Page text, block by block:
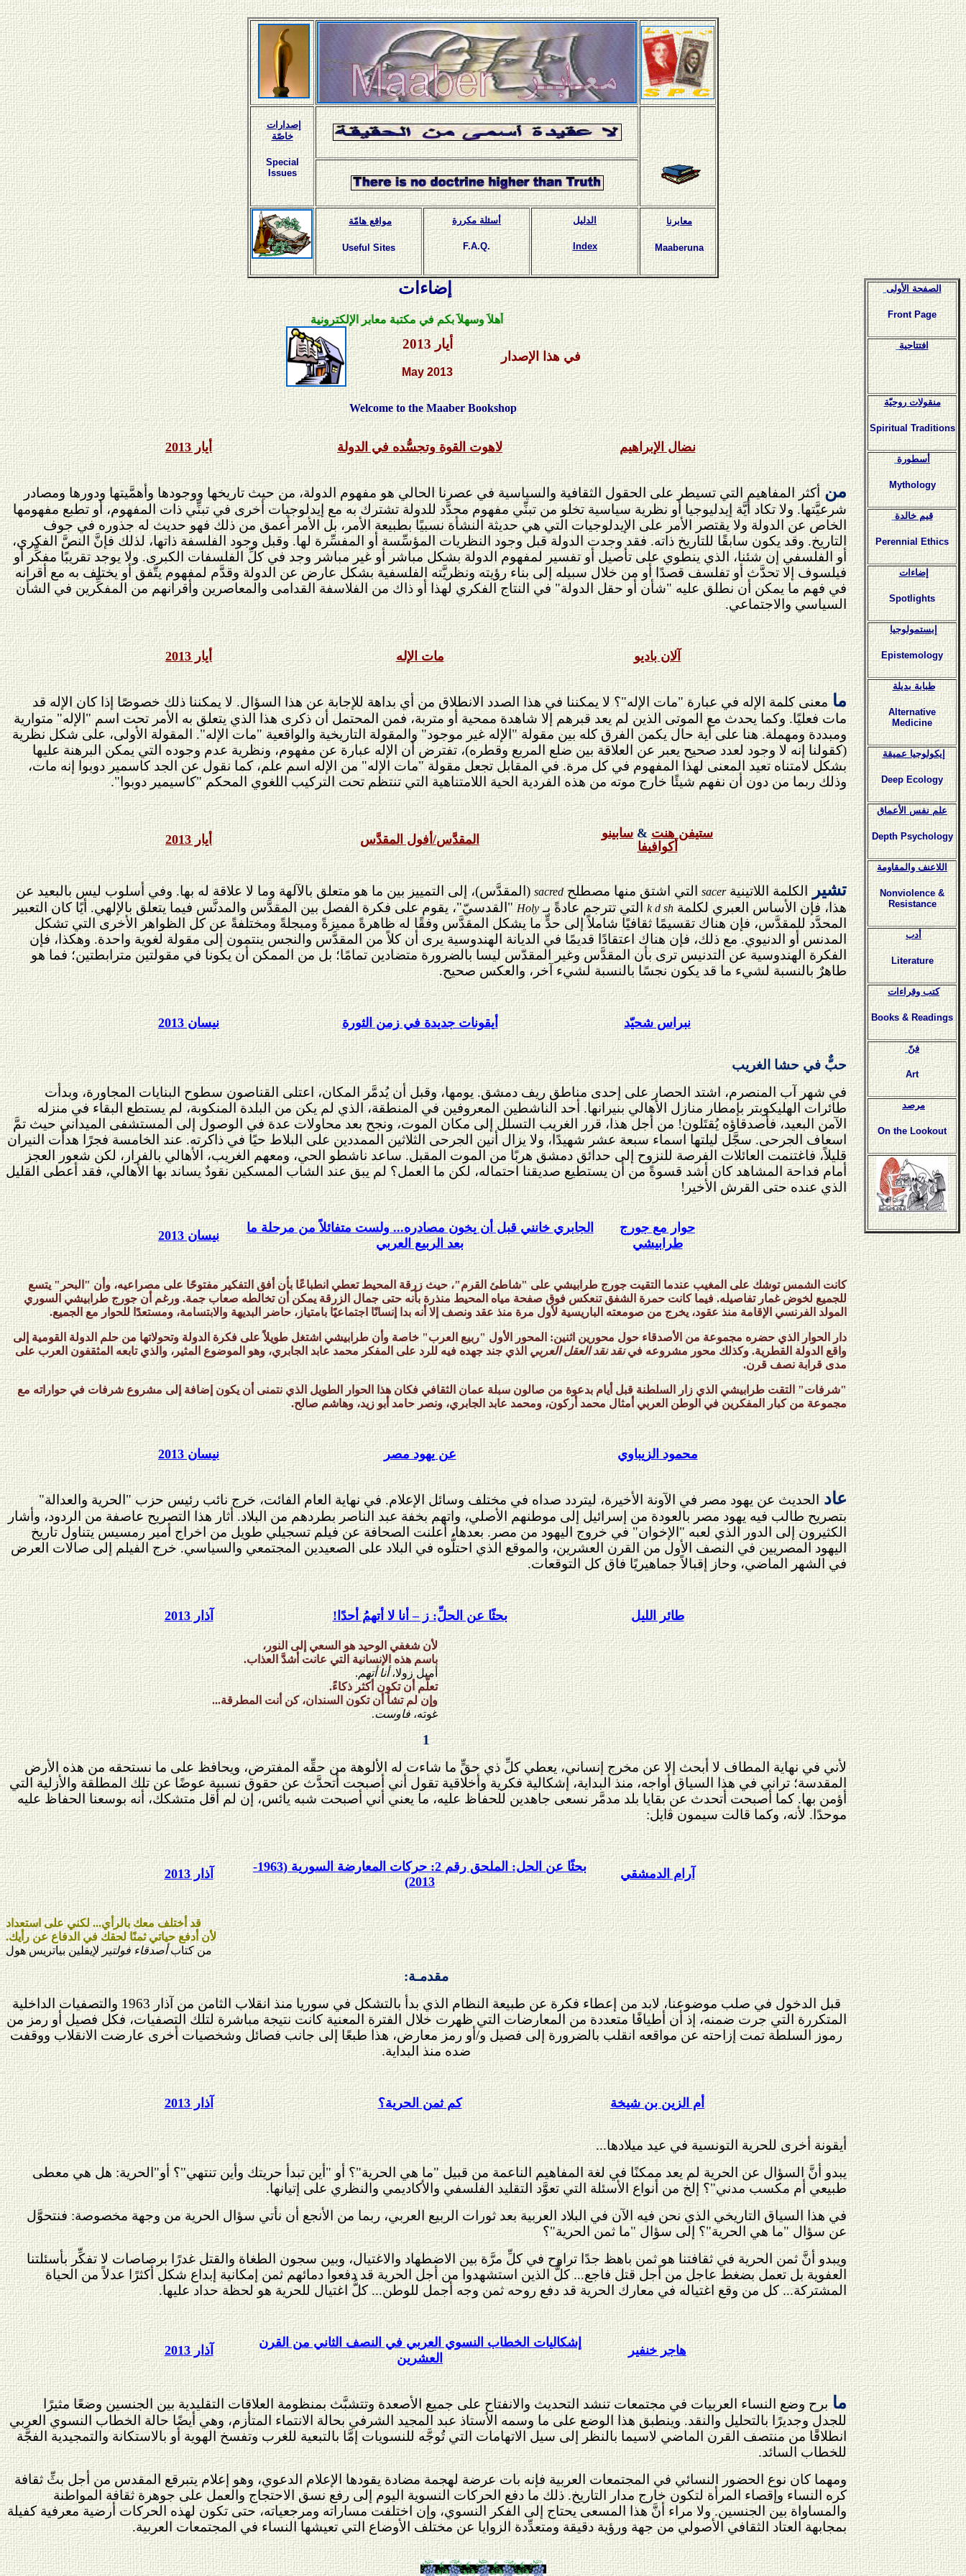
<LINK href="favicon.ico" rel="SHORTCUT ICON">
إصدارات
خاصّة
Special
Issues
مواقع هامّة
Useful Sites
أسئلة مكررة
F.A.Q.
الدليل
Index
معابرنا
Maaberuna
إضاءات
أهلاَ وسهلاَ بكم في مكتبة معابر الإلكترونية
أيار 2013
May2013
في هذا الإصدار
Welcome to the Maaber Bookshop
أيار 2013 لاهوت القوة وتجسُّده في الدولة نضال الإبراهيم
من أكثر المفاهيم التي تسيطر على الحقول الثقافية والسياسية في عصرنا الحالي هو مفهوم الدولة، من حيث تاريخها ووجودها وأهمَّيتها ودورها ومصادر
شرعيَّتها. ولا تكاد أيَّة إيدليوجيا أو نظرية سياسية تخلو من تبنِّي مفهوم محدَّد للدولة تشترك به مع إيدلوجيات أخرى في تبنِّي ذات المفهوم، أو تطبع مفهومها
الخاص عن الدولة ولا يقتصر الأمر على الإيدلوجيات التي هي حديثة النشأة نسبيًا بطبيعة الأمر، بل الأمر أعمق من ذلك فهو حديث له جذوره في جوف
التاريخ. وقد يكون سابقًا للتاريخ ذاته. فقد وجدت الدولة قبل وجود النظريات المؤسِّسة أو المفسِّرة لها. وقبل وجود الفلسفة ذاتها، لذلك فإنَّ النصَّ الفكري،
أو الفلسفي إن شئنا، الذي ينطوي على تأصيل أو تفسير لمفهوم الدولة بشكل مباشر أو غير مباشر وجد في كلِّ الفلسفات الكبرى. ولا يوجد تقريبًا مفكِّر أو
فيلسوف إلا تحدَّث أو تفلسف قصدًا أو من خلال سبيله إلى بناء رؤيته ونظريَّته الفلسفية بشكل عارض عن الدولة وقدَّم لمفهوم يتَّفق أو يختلف به مع أقرانه
في فهم ما يمكن أن نطلق عليه "شأن أو حقل الدولة" في النتاج الفكري لهذا أو ذاك من الفلاسفة القدامى والمعاصرين وأقرانهم من المفكِّرين في الشأن
السياسي والاجتماعي.
أيار 2013 مات الإله آلان باديو
ما معنى كلمة الإله في عبارة "مات الإله"؟ لا يمكننا في هذا الصدد الانطلاق من أي بداهة للإجابة عن هذا السؤال. لا يمكننا ذلك خصوصًا إذا كان الإله قد
مات فعليًا. وكما يحدث مع الموتى الذين لم يعد قبرهم إلا شاهدة ممحية أو متربة، فمن المحتمل أن ذكرى هذا الذي يتعلق به الأمر تحت اسم "الإله" متوارية
ومبددة ومهملة. هنا على أية حال يكمن الفرق كله بين مقولة "الإله غير موجود" والمقولة التاريخية والواقعية "مات الإله". المقولة الأولى، على شكل نظرية
(كقولنا إنه لا وجود لعدد صحيح يعبر عن العلاقة بين ضلع المربع وقطره)، تفترض أن الإله عبارة عن مفهوم، ونظرية عدم وجوده التي يمكن البرهنة عليها
بشكل لامتناه تعيد المعنى لهذا المفهوم في كل مرة. في المقابل تجعل مقولة "مات الإله" من الإله اسم علم، كما نقول عن الجد كاسمير دوبوا إنه مات،
وذلك ربما من دون أن نفهم شيئًا خارج موته من هذه الفردية الحية اللامتناهية التي تنتظم تحت التركيب اللغوي المحكم"كاسيمير دوبوا".
أيار 2013 المقدَّس/أفول المقدَّس ستيفن هنت &سابينو
أكوافيفا
تشير الكلمة اللاتينيةsacer التي اشتق منها مصطلح sacred (المقدَّس)، إلى التمييز بين ما هو متعلق بالآلهة وما لا علاقة له بها. وفي أسلوب ليس بالبعيد عن
هذا، فإن الأساس العبري لكلمةk d sh التي تترجم عادةً بـHoly
"القدسيّ"، يقوم على فكرة الفصل بين المقدَّس والمدنَّس فيما يتعلق بالإلهي. أيًا كان التعبير
المحدَّد للمقدَّس، فإن هناك تقسيمًا ثقافيًا شاملاً إلى حدٍّ ما يشكل المقدَّس وفقًا له ظاهرةً مميزةً ومبجلةً ومختلفةً عن كل الظواهر الأخرى التي تشكل
المدنس أو الدنيوي. مع ذلك، فإن هناك اعتقادًا قديمًا في الديانة الهندوسية يرى أن كلاً من المقدَّس والنجس ينتمون إلى مقولة لغوية واحدة. وهكذا، فإن
الفكرة الهندوسية عن التدنيس ترى بأن المقدَّس وغير المقدّس ليسا بالضرورة متضادين تمامًا؛ بل من الممكن أن يكونا في مقولتين مترابطتين؛ فما هو
طاهرٌ بالنسبة لشيء ما قد يكون نجسًا بالنسبة لشيء آخر، والعكس صحيح.
نيسان 2013 أيقونات جديدة في زمن الثورة نبراس شحيّد
حبٌّ في حشا الغريب
في شهر آب المنصرم، اشتد الحصار على إحدى مناطق ريف دمشق. يومها، وقبل أن يُدمَّر المكان، اعتلى القناصون سطوح البنايات المجاورة، وبدأت
طائرات الهليكوبتر بإمطار منازل الأهالي بنيرانها. أحد الناشطين المعروفين في المنطقة، الذي لم يكن من البلدة المنكوبة، لم يستطع البقاء في منزله
الآمن البعيد، فأصدقاؤه يُقتَلون! من أجل هذا، قرر الغريب التسلل إلى مكان الموت، ونجح بعد محاولات عدة في الوصول إلى المستشفى الميداني حيث تمَّ
اسعاف الجرحى. سجَّل ليلتها اسماء سبعة عشر شهيدًا، ولا يزال أنين الجرحى الثلاثين الممددين على البلاط حيًا في ذاكرته. عند الخامسة فجرًا هدأت النيران
قليلاً، فاغتنمت العائلات الفرصة للنزوح إلى حدائق دمشق هربًا من الموت المقبل. ساعد ناشطو الحي، ومعهم الغريب، الأهالي بالفرار، لكن شعور العجز
أمام فداحة المشاهد كان أشد قسوةً من أن يستطيع صديقنا احتماله، لكن ما العمل؟ لم يبق عند الشاب المسكين نقودٌ يساند بها الأهالي، فقد أعطى القليل
الذي عنده حتى القرش الأخير!
نيسان 2013
الجابري خانني قبل أن يخون مصادره... ولست متفائلاً من مرحلة ما
بعد الربيع العربي
حوار مع جورج
طرابيشي
كانت الشمس توشك على المغيب عندما التقيت جورج طرابيشي على "شاطئ القرم"، حيث زرقة المحيط تعطي انطباعًا بأن أفق التفكير مفتوحًا على مصراعيه، وأن "البحر" يتسع
للجميع لخوض غمار تفاصيله. فيما كانت حمرة الشفق تنعكس فوق صفحة مياه المحيط منذرة بأنه حتى جمال الزرقة يمكن أن تخالطه صعاب جمة. ورغم أن جورج طرابيشي السوري
المولد الفرنسي الإقامة منذ عقود، يخرج من صومعته الباريسية لأول مرة منذ عقد ونصف إلا أنه بدا إنسانًا اجتماعيًا بامتياز، حاضر البديهة والابتسامة، ومستعدًا للحوار مع الجميع.
دار الحوار الذي حضره مجموعة من الأصدقاء حول محورين اثنين: المحور الأول "ربيع العرب" خاصة وأن طرابيشي اشتغل طويلاً على فكرة الدولة وتحولاتها من حلم الدولة القومية إلى
واقع الدولة القطرية. وكذلك محور مشروعه فينقد نقد العقل العربيالذي جند جهده فيه للرد على المفكر محمد عابد الجابري، وهو الموضوع المثير، والذي تابعه المثقفون العرب على
مدى قرابة نصف قرن.
"شرفات" التقت طرابيشي الذي زار السلطنة قبل أيام بدعوة من صالون سبلة عمان الثقافي فكان هذا الحوار الطويل الذي نتمنى أن يكون إضافة إلى مشروع شرفات في حواراته مع
مجموعة من كبار المفكرين في الوطن العربي أمثال محمد أركون، ومحمد عابد الجابري، ونصر حامد أبو زيد، وهاشم صالح.
نيسان 2013 عن يهود مصر محمود الزيباوي
عاد الحديث عن يهود مصر في الآونة الأخيرة، ليتردد صداه في مختلف وسائل الإعلام. في نهاية العام الفائت، خرج نائب رئيس حزب "الحرية والعدالة"
بتصريح طالب فيه يهود مصر بالعودة من إسرائيل إلى موطنهم الأصلي، واتهم بخفة عبد الناصر بطردهم من البلاد. أثار هذا التصريح عاصفة من الردود، وأشار
الكثيرون إلى الدور الذي لعبه "الإخوان" في خروج اليهود من مصر. بعدها، أعلنت الصحافة عن فيلم تسجيلي طويل من اخراج أمير رمسيس يتناول تاريخ
اليهود المصريين في النصف الأول من القرن العشرين، والموقع الذي احتلُّوه في البلاد على الصعيدين المجتمعي والسياسي. خرج الفيلم إلى صالات العرض
في الشهر الماضي، وحاز إقبالاً جماهيريًا فاق كل التوقعات.
آذار 2013 بحثًا عن الحلِّ: ز – أنا لا أتهمُ أحدًا! طائر الليل
لأن شغفي الوحيد هو السعي إلى النور،
باسم هذه الإنسانية التي عانت أشدَّ العذاب.
أميل زولا،أنا أتهم.
تعلَّم أن تكون أكثر ذكاءً.
وإن لم تشأ أن تكون السندان، كن أنت المطرقة...
غوته،فاوست.
1
لأني في نهاية المطاف لا أبحث إلا عن مخرج إنساني، يعطي كلِّ ذي حقٍّ ما شاءت له الألوهة من حقِّه المفترض، ويحافظ على ما نستحقه من هذه الأرض
المقدسة؛ تراني في هذا السياق أواجه، منذ البداية، إشكالية فكرية وأخلاقية تقول أني أصبحت أتحدَّث عن حقوق نسبية عوضًا عن تلك المطلقة والأزلية التي
أؤمن بها. كما أصبحت أتحدث عن بقايا بلد مدمَّر نسعى جاهدين للحفاظ عليه، ما يعني أني أصبحت شبه يائس، إن لم أقل متشكك، أنه بوسعنا الحفاظ عليه
موحدًا. لأنه، وكما قالت سيمونﭬايل:
آذار 2013 بحثًا عن الحل: الملحق رقم 2:
حركات المعارضة السورية (1963-
2013)
آرام الدمشقي
قد أختلف معك بالرأي... لكني على استعداد
لأن أدفع حياتي ثمنًا لحقك في الدفاع عن رأيك.
من كتابأصدقاء فولتيرلإيفلين بياتريس هول
مقدمـة:
قبل الدخول في صلب موضوعنا، لابد من إعطاء فكرة عن طبيعة النظام الذي بدأ بالتشكل في سوريا منذ انقلاب الثامن من آذار 1963 والتصفيات الداخلية
المتكررة التي جرت ضمنه، إذ أن أطيافًا متعددة من المعارضات التي ظهرت خلال الفترة المعنية كانت نتيجة مباشرة لتلك التصفيات، فكل فصيل أو رمز من
رموز السلطة تمت إزاحته عن مواقعه انقلب بالضرورة إلى فصيل و/أو رمز معارض، هذا طبعًا إلى جانب فصائل وشخصيات أخرى عارضت الانقلاب ووقفت
ضده منذ البداية.
آذار 2013 كم ثمن الحرية؟ أم الزين بن شيخة
أيقونة أخرى للحرية التونسية في عيد ميلادها...
يبدو أنَّ السؤال عن الحرية لم يعد ممكنًا في لغة المفاهيم الناعمة من قبيل "ما هي الحرية"؟ أو "أين تبدأ حريتك وأين تنتهي"؟ أو"الحرية: هل هي معطى
طبيعي أم مكسب مدني"؟ إلخ من أنواع الأسئلة التي تعوَّد التقليد الفلسفي والأكاديمي والنظري على إتيانها.
في هذا السياق التاريخي الذي نحن فيه الآن في البلاد العربية بعد ثورات الربيع العربي، ربما من الأنجع أن نأتي سؤال الحرية من وجهة مخصوصة: فنتحوَّل
عن سؤال "ما هي الحرية"؟ إلى سؤال "ما ثمن الحرية"؟
ويبدو أنَّ ثمن الحرية في ثقافتنا هو ثمن باهظ جدًا تراوح في كلِّ مرَّة بين الاضطهاد والاغتيال، وبين سجون الطغاة والقتل غدرًا برصاصات لا تفكِّر بأسئلتنا
العفوية بل تعمل بضغط عاجل من أجل قتل فاجع... كلُّ الذين استشهدوا من أجل الحرية قد دفعوا دمائهم ثمن إمكانية إبداع شكل أكثرًا عدلاً من الحياة
المشتركة... كل من وقع اغتياله في معارك الحرية قد دفع روحه ثمن وجه أجمل للوطن... كلُّ اغتيال للحرية هو لحظة حداد عليها.
آذار 2013
إشكاليات الخطاب النسوي العربي في النصف الثاني من القرن
العشرين
هاجر خنفير
ما برح وضع النساء العربيات في مجتمعات تنشد التحديث والانفتاح على جميع الأصعدة وتتشبَّث بمنظومة العلاقات التقليدية بين الجنسين وضعًا مثيرًا
للجدل وجديرًا بالتحليل والنقد. وينطبق هذا الوضع على ما وسمه الأستاذ عبد المجيد الشرفي بحالة الانتماء المتأزم، وهي أيضًا حالة الخطاب النسوي العربي
انطلاقًا من منتصف القرن الماضي لاسيما بالنظر إلى سيل الاتهامات التي تُوجَّه للنسويات إمَّا بالتبعية للغرب وتفسخ الهوية أو بالاستكانة والتمجيدية الفجَّة
للخطاب السائد.
ومهما كان نوع الحضور النسائي في المجتمعات العربية فإنه بات عرضة لهجمة مضادة يقودها الإعلام الدعوي، وهو إعلام يتبرقع المقدس من أجل بثِّ ثقافة
كره النساء وإقصاء المرأة لتكون خارج مدار التاريخ. ذلك ما دفع الحركات النسوية اليوم إلى رفع نسق الاحتجاج والعمل على جوهرة ثقافة المواطنة
والمساواة بين الجنسين. ولا مراء أنَّ هذا المسعى يحتاج إلى الفكر النسوي، وإن اختلفت مساراته ومرجعياته، حتى تكون لهذه الحركات أرضية معرفية كفيلة
بمجابهة العتاد الثقافي الأصولي من جهة ورؤية دقيقة ومتعدِّدة الزوايا عن مختلف الأوضاع التي تعيشها النساء في المجتمعات العربية.
الصفحة الأولى
Front Page
افتتاحية
منقولات روحيّة
Spiritual Traditions
أسطورة
Mythology
قيم خالدة
Perennial Ethics
إضاءات
Spotlights
إبستمولوجيا
Epistemology
طبابة بديلة
Alternative
Medicine
إيكولوجيا عميقة
Deep Ecology
علم نفس الأعماق
Depth Psychology
اللاعنف والمقاومة
Nonviolence &
Resistance
أدب
Literature
كتب وقراءات
Books & Readings
فنّ
Art
مرصد
On the Lookout